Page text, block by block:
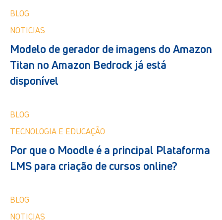
BLOG
NOTICIAS
Modelo de gerador de imagens do Amazon
Titan no Amazon Bedrock já está
disponível
BLOG
TECNOLOGIA E EDUCAÇÃO
Por que o Moodle é a principal Plataforma
LMS para criação de cursos online?
BLOG
NOTICIAS